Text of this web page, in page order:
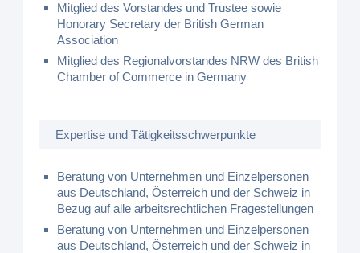
Mitglied des Vorstandes und Trustee sowie
Honorary Secretary der British German
Association
Mitglied des Regionalvorstandes NRW des British
Chamber of Commerce in Germany
Expertise und Tätigkeitsschwerpunkte
Beratung von Unternehmen und Einzelpersonen
aus Deutschland, Österreich und der Schweiz in
Bezug auf alle arbeitsrechtlichen Fragestellungen
Beratung von Unternehmen und Einzelpersonen
aus Deutschland, Österreich und der Schweiz in